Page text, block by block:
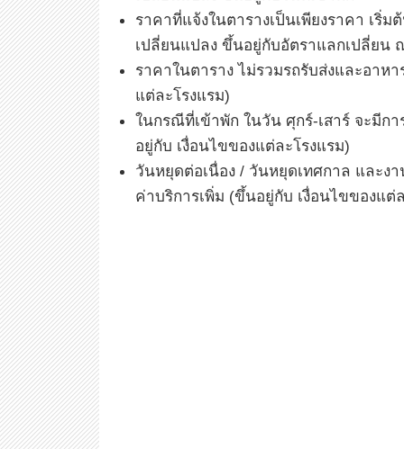
ราคาที่แจ้งในตารางเป็นเพียงราคา เริ่
เปลี่ยนแปลง ขึ้นอยู่กับอัตราแลกเปลี่ย
ราคาในตาราง ไม่รวมรถรับส่งและอาห
แต่ละโรงแรม)
ในกรณีที่เข้าพัก ในวัน ศุกร์-เสาร์ จะมีก
อยู่กับ เงื่อนไขของแต่ละโรงแรม)
วันหยุดต่อเนื่อง / วันหยุดเทศกาล และง
ค่าบริการเพิ่ม (ขึ้นอยู่กับ เงื่อนไขของแต่